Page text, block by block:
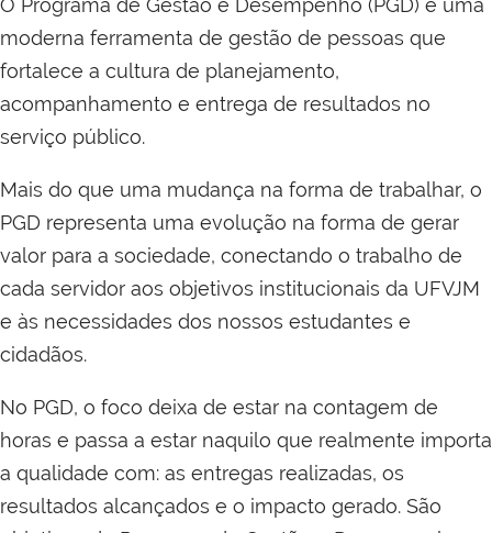
O Programa de Gestão e Desempenho (PGD) é uma
moderna ferramenta de gestão de pessoas que
fortalece a cultura de planejamento,
acompanhamento e entrega de resultados no
serviço público.
Mais do que uma mudança na forma de trabalhar, o
PGD representa uma evolução na forma de gerar
valor para a sociedade, conectando o trabalho de
cada servidor aos objetivos institucionais da UFVJM
e às necessidades dos nossos estudantes e
cidadãos.
No PGD, o foco deixa de estar na contagem de
horas e passa a estar naquilo que realmente importa
a qualidade com: as entregas realizadas, os
resultados alcançados e o impacto gerado. São